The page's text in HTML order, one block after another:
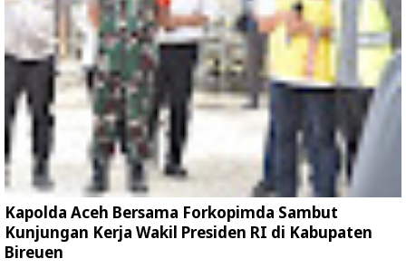
Kapolda Aceh Bersama Forkopimda Sambut
Kunjungan Kerja Wakil Presiden RI di Kabupaten
Bireuen